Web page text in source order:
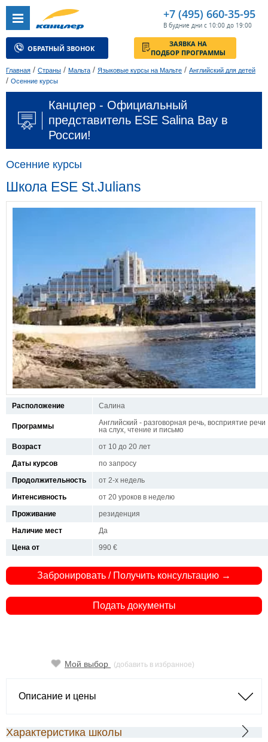
+7 (495) 660-35-95
В будние дни с 10:00 до 19:00
ОБРАТНЫЙ ЗВОНОК
ЗАЯВКА НА
ПОДБОР ПРОГРАММЫ
Главная / Страны / Мальта / Языковые курсы на Мальте / Английский для детей
/ Осенние курсы
Канцлер - Официальный
представитель ESE Salina Bay в
России!
Осенние курсы
Школа ESE St.Julians
Расположение Салина
Программы
Английский - разговорная речь, восприятие речи
на слух, чтение и письмо
Возраст
от 10 до 20 лет
Даты курсов
по запросу
Продолжительность
от 2-х недель
Интенсивность
от 20 уроков в неделю
Проживание
резиденция
Наличие мест
Да
Цена от
990 €
Забронировать / Получить консультацию →
Подать документы
Мой выбор (добавить в избранное)
Описание и цены
Характеристика школы